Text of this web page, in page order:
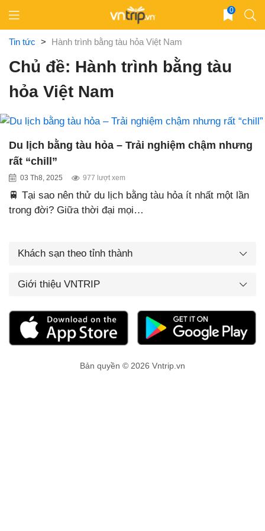
content
0
Tin tức > Hành trình bằng tàu hỏa Việt Nam
Chủ đề: Hành trình bằng tàu
hỏa Việt Nam
Du lịch bằng tàu hỏa – Trải nghiệm chậm nhưng
rất “chill”
03 Th8, 2025 977 lượt xem
🚆 Tại sao nên thử du lịch bằng tàu hỏa ít nhất một lần
trong đời? Giữa thời đại mọi…
Khách sạn theo tỉnh thành
Giới thiệu VNTRIP
Bản quyền © 2026 Vntrip.vn